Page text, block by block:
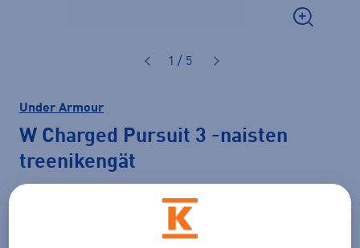
1 / 5
Under Armour
W Charged Pursuit 3 -naisten
treenikengät
Hinta verkossa